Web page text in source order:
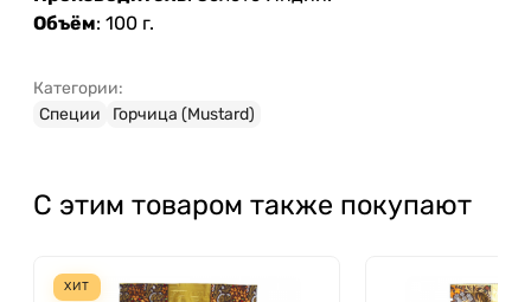
Объём: 100 г.
Категории:
Специи
Горчица (Mustard)
С этим товаром также покупают
ХИТ